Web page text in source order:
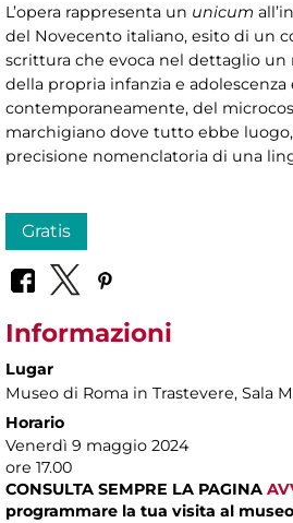
L’opera rappresenta un unicum
del Novecento italiano, esito di un
scrittura che evoca nel dettaglio
della propria infanzia e adolescenza
contemporaneamente, del
marchigiano dove tutto ebbe
precisione nomenclatoria di una
Gratis
Informazioni
Lugar
Museo di Roma in Trastevere, Sala
Horario
Venerdì 9 maggio 2024
ore 17.00
CONSULTA SEMPRE LA PAGINA
programmare la tua visita al museo